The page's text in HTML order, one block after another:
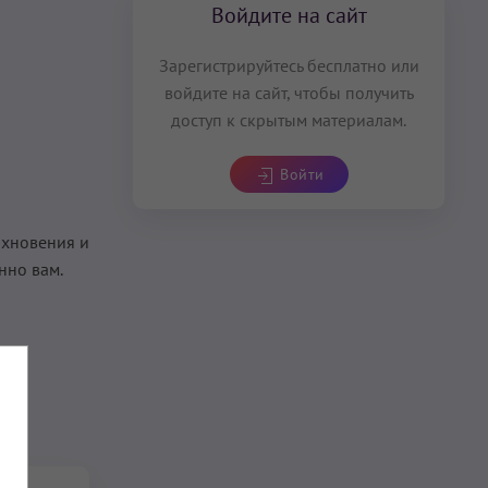
и
вам.
Войдите на сайт
Зарегистрируйтесь бесплатно или
войдите на сайт, чтобы получить
доступ к скрытым материалам.
Войти